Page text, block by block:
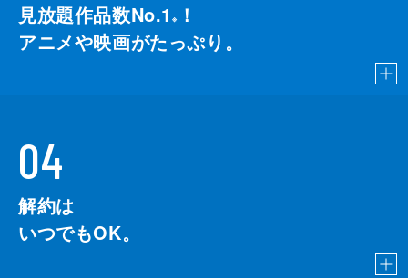
見放題作品数No.1 ※
！
アニメや映画がたっぷり。
04
解約は
いつでもOK。